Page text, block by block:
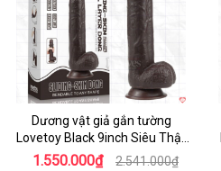
Dương vật giả gắn tường
Lovetoy Black 9inch Siêu Thật
Kích Thích
1.550.000₫ 2.541.000₫